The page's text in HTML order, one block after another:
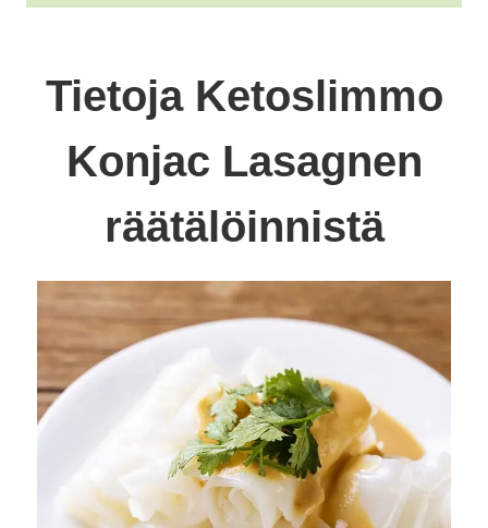
Tietoja Ketoslimmo
Konjac Lasagnen
räätälöinnistä